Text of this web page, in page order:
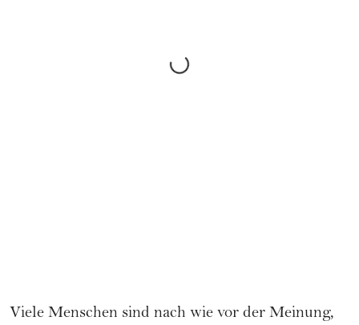
Viele Menschen sind nach wie vor der Meinung,